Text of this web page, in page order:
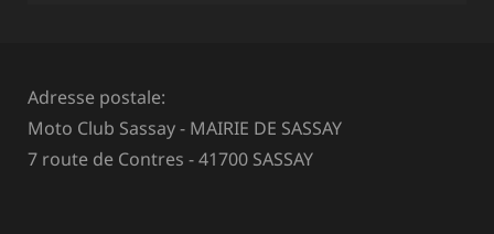
Adresse postale:
Moto Club Sassay - MAIRIE DE SASSAY
7 route de Contres - 41700 SASSAY